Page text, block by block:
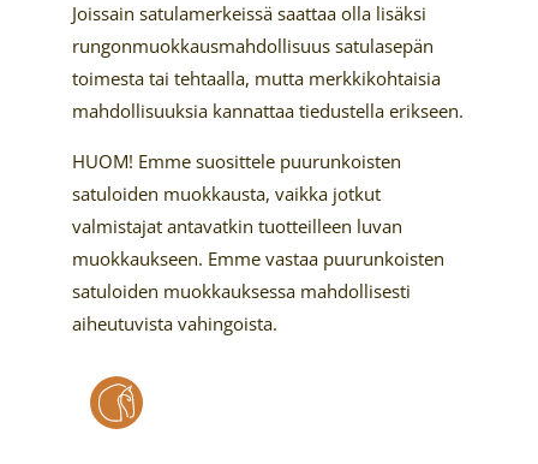
Joissain satulamerkeissä saattaa olla lisäksi
rungonmuokkausmahdollisuus satulasepän
toimesta tai tehtaalla, mutta merkkikohtaisia
mahdollisuuksia kannattaa tiedustella erikseen.
HUOM! Emme suosittele puurunkoisten
satuloiden muokkausta, vaikka jotkut
valmistajat antavatkin tuotteilleen luvan
muokkaukseen. Emme vastaa puurunkoisten
satuloiden muokkauksessa mahdollisesti
aiheutuvista vahingoista.